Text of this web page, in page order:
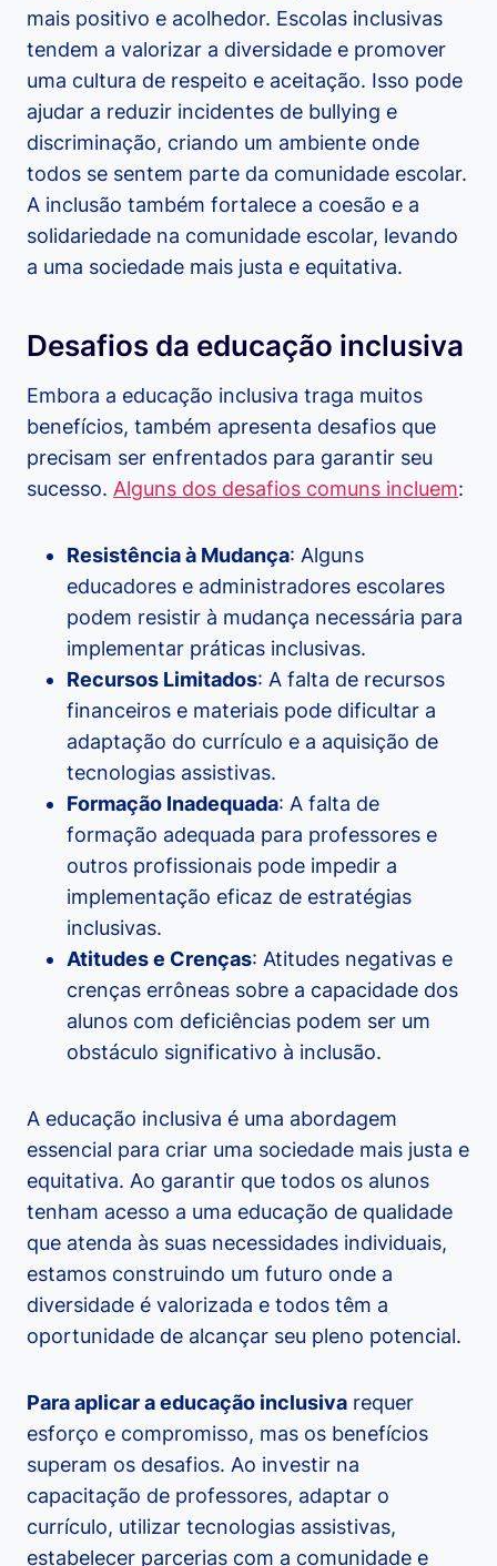
mais positivo e acolhedor. Escolas inclusivas
tendem a valorizar a diversidade e promover
uma cultura de respeito e aceitação. Isso pode
ajudar a reduzir incidentes de bullying e
discriminação, criando um ambiente onde
todos se sentem parte da comunidade escolar.
A inclusão também fortalece a coesão e a
solidariedade na comunidade escolar, levando
a uma sociedade mais justa e equitativa.
Desafios da educação inclusiva
Embora a educação inclusiva traga muitos
benefícios, também apresenta desafios que
precisam ser enfrentados para garantir seu
sucesso. Alguns dos desafios comuns incluem:
Resistência à Mudança: Alguns
educadores e administradores escolares
podem resistir à mudança necessária para
implementar práticas inclusivas.
Recursos Limitados: A falta de recursos
financeiros e materiais pode dificultar a
adaptação do currículo e a aquisição de
tecnologias assistivas.
Formação Inadequada: A falta de
formação adequada para professores e
outros profissionais pode impedir a
implementação eficaz de estratégias
inclusivas.
Atitudes e Crenças: Atitudes negativas e
crenças errôneas sobre a capacidade dos
alunos com deficiências podem ser um
obstáculo significativo à inclusão.
A educação inclusiva é uma abordagem
essencial para criar uma sociedade mais justa e
equitativa. Ao garantir que todos os alunos
tenham acesso a uma educação de qualidade
que atenda às suas necessidades individuais,
estamos construindo um futuro onde a
diversidade é valorizada e todos têm a
oportunidade de alcançar seu pleno potencial.
Para aplicar a educação inclusiva requer
esforço e compromisso, mas os benefícios
superam os desafios. Ao investir na
capacitação de professores, adaptar o
currículo, utilizar tecnologias assistivas,
estabelecer parcerias com a comunidade e